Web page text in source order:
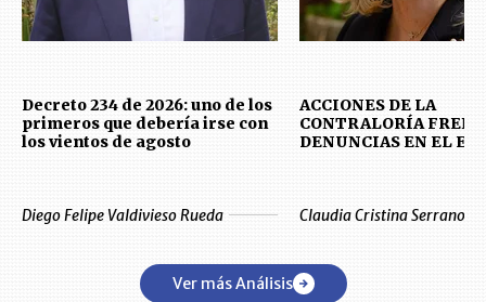
Decreto 234 de 2026: uno de los
primeros que debería irse con
los vientos de agosto
Diego Felipe Valdivieso Rueda
ACCIONES DE LA
CONTRALORÍA
DENUNCIAS EN EL
Claudia Cristina Serrano
Ver más Análisis